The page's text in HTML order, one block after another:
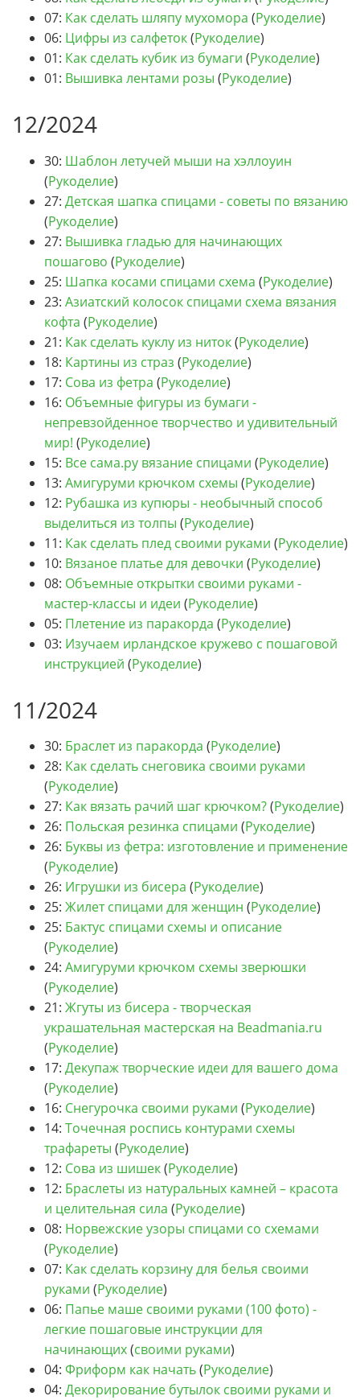
07: Как сделать шляпу мухомора (Рукоделие)
06: Цифры из салфеток(Рукоделие)
01: Как сделать кубик из бумаги (Рукоделие)
01: Вышивка лентами розы (Рукоделие)
12/2024
30: Шаблон летучей мыши на хэллоуин
(Рукоделие)
27: Детская шапка спицами - советы по вязанию
(Рукоделие)
27: Вышивка гладью для начинающих
пошагово (Рукоделие)
25: Шапка косами спицами схема (Рукоделие)
23: Азиатский колосок спицами схема вязания
кофта (Рукоделие)
21: Как сделать куклу из ниток(Рукоделие)
18: Картины из страз (Рукоделие)
17: Сова из фетра (Рукоделие)
16: Объемные фигуры из бумаги -
непревзойденное творчество и удивительный
мир! (Рукоделие)
15: Все сама.ру вязание спицами (Рукоделие)
13: Амигуруми крючком схемы (Рукоделие)
12: Рубашка из купюры - необычный способ
выделиться из толпы (Рукоделие)
11: Как сделать плед своими руками (Рукоделие)
10: Вязаное платье для девочки (Рукоделие)
08: Объемные открытки своими руками -
мастер-классы и идеи (Рукоделие)
05: Плетение из паракорда (Рукоделие)
03: Изучаем ирландское кружево с пошаговой
инструкцией (Рукоделие)
11/2024
30: Браслет из паракорда (Рукоделие)
28: Как сделать снеговика своими руками
(Рукоделие)
27: Как вязать рачий шаг крючком?(Рукоделие)
26: Польская резинка спицами (Рукоделие)
26: Буквы из фетра: изготовление и применение
(Рукоделие)
26: Игрушки из бисера (Рукоделие)
25: Жилет спицами для женщин (Рукоделие)
25: Бактус спицами схемы и описание
(Рукоделие)
24: Амигуруми крючком схемы зверюшки
(Рукоделие)
21: Жгуты из бисера - творческая
украшательная мастерская на Beadmania.ru
(Рукоделие)
17: Декупаж творческие идеи для вашего дома
(Рукоделие)
16: Снегурочка своими руками (Рукоделие)
14: Точечная роспись контурами схемы
трафареты (Рукоделие)
12: Сова из шишек(Рукоделие)
12: Браслеты из натуральных камней – красота
и целительная сила (Рукоделие)
08: Норвежские узоры спицами со схемами
(Рукоделие)
07: Как сделать корзину для белья своими
руками (Рукоделие)
06: Папье маше своими руками (100 фото) -
легкие пошаговые инструкции для
начинающих(своими руками)
04: Фриформ как начать(Рукоделие)
04: Декорирование бутылок своими руками и